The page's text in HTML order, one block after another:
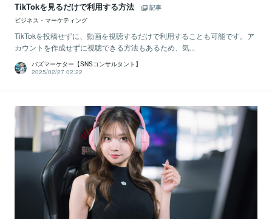
TikTokを見るだけで利用する方法
記事
ビジネス・マーケティング
TikTokを投稿せずに、動画を視聴するだけで利用することも可能です。ア
カウントを作成せずに視聴できる方法もあるため、気...
バズマーケター【SNSコンサルタント】
2025/02/27 02:22